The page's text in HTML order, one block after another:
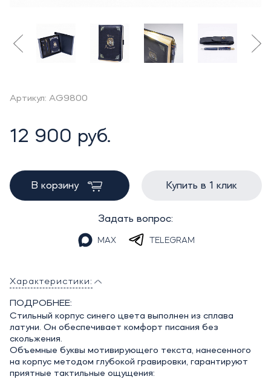
Артикул: AG9800
12 900 руб.
В корзину Купить в 1 клик
Задать вопрос:
MAX TELEGRAM
Характеристики:
ПОДРОБНЕЕ:
Стильный корпус синего цвета выполнен из сплава
латуни. Он обеспечивает комфорт писания без
скольжения.
Объемные буквы мотивирующего текста, нанесенного
на корпус методом глубокой гравировки, гарантируют
приятные тактильные ощущения: